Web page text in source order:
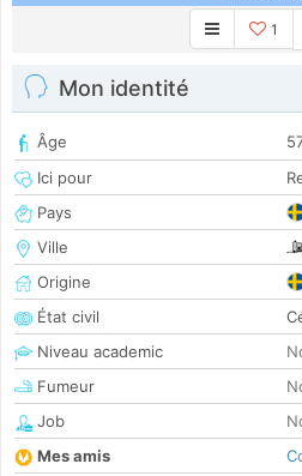
1
Mon identité
Âge
Ici pour
Pays
Ville
Origine
État civil
Niveau academic
Fumeur
Job
Mes amis